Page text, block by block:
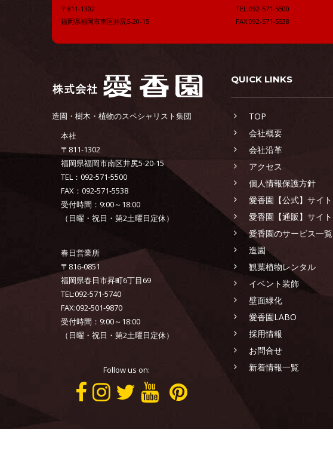
〒811-1302
福岡県福岡市南区井尻5-20-15
TEL:092-571-5500
FAX:092-571-5538
造園・樹木・植物のスペシャリスト集団
本社
〒811-1302
福岡県福岡市南区井尻5-20-15
TEL：092-571-5500
FAX：092-571-5538
受付時間：9:00～18:00
（日曜・祝日・第2土曜日定休）
春日営業所
〒816-0851
福岡県春日市昇町6丁目69
TEL:092-571-5740
FAX:092-501-9870
受付時間：9:00～18:00
（日曜・祝日・第2土曜日定休）
Follow us on:
QUICK LINKS
TOP
会社概要
会社沿革
アクセス
個人情報保護方針
愛香園【公式】サイト
愛香園【通販】サイト
愛香園のサービス一覧
造園
観葉植物レンタル
イベント装飾
壁面緑化
愛香園LABO
採用情報
お問合せ
新着情報一覧